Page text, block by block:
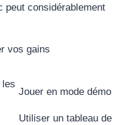
peut considérablement
vos gains
les
Jouer en mode démo
Utiliser un tableau de